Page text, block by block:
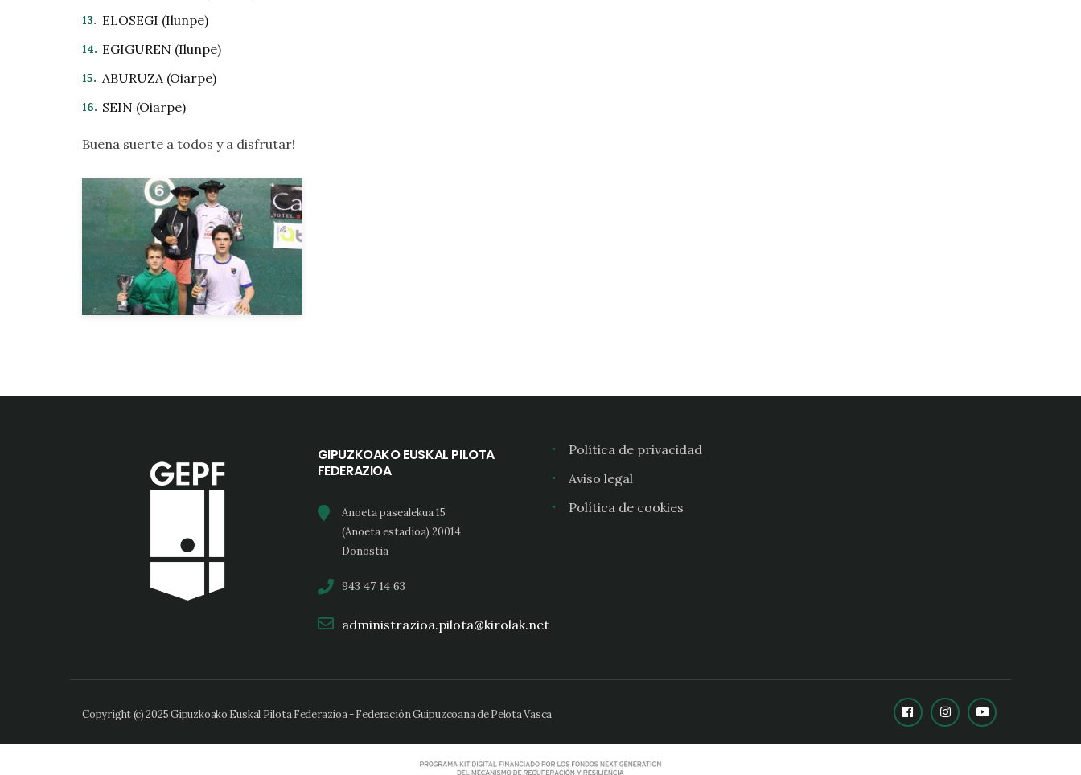
ELOSEGI (Ilunpe)
EGIGUREN (Ilunpe)
ABURUZA (Oiarpe)
SEIN (Oiarpe)
Buena suerte a todos y a disfrutar!
GIPUZKOAKO EUSKAL PILOTA
FEDERAZIOA
Anoeta pasealekua 15
(Anoeta estadioa) 20014
Donostia
943 47 14 63
administrazioa.pilota@kirolak.net
Política de privacidad
Aviso legal
Política de cookies
Copyright (c) 2025 Gipuzkoako Euskal Pilota Federazioa - Federación Guipuzcoana de Pelota Vasca